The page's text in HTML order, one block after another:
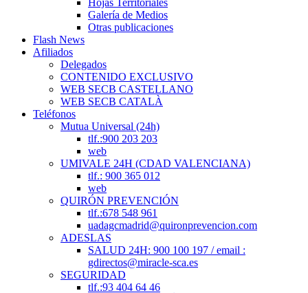
Hojas Territoriales
Galería de Medios
Otras publicaciones
Flash News
Afiliados
Delegados
CONTENIDO EXCLUSIVO
WEB SECB CASTELLANO
WEB SECB CATALÀ
Teléfonos
Mutua Universal (24h)
tlf.:900 203 203
web
UMIVALE 24H (CDAD VALENCIANA)
tlf.: 900 365 012
web
QUIRÓN PREVENCIÓN
tlf.:678 548 961
uadagcmadrid@quironprevencion.com
ADESLAS
SALUD 24H: 900 100 197 / email :
gdirectos@miracle-sca.es
SEGURIDAD
tlf.:93 404 64 46